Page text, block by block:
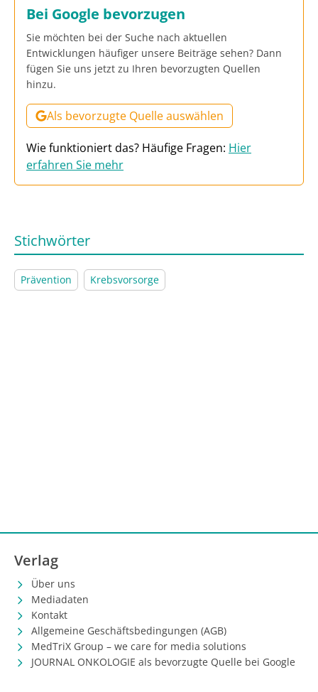
Bei Google bevorzugen
Sie möchten bei der Suche nach aktuellen
Entwicklungen häufiger unsere Beiträge sehen? Dann
fügen Sie uns jetzt zu Ihren bevorzugten Quellen
hinzu.
Als bevorzugte Quelle auswählen
Wie funktioniert das? Häufige Fragen: Hier
erfahren Sie mehr
Stichwörter
Prävention Krebsvorsorge
Verlag
Über uns
Mediadaten
Kontakt
Allgemeine Geschäftsbedingungen (AGB)
MedTriX Group – we care for media solutions
JOURNAL ONKOLOGIE als bevorzugte Quelle bei Google